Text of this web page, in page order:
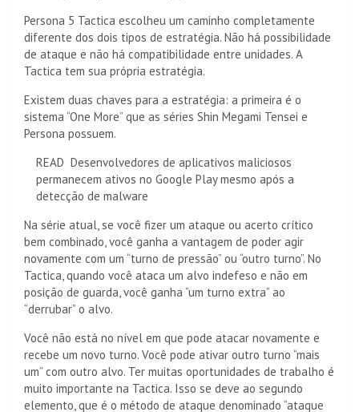
Persona 5 Tactica escolheu um caminho completamente
diferente dos dois tipos de estratégia. Não há possibilidade
de ataque e não há compatibilidade entre unidades. A
Tactica tem sua própria estratégia.
Existem duas chaves para a estratégia: a primeira é o
sistema “One More” que as séries Shin Megami Tensei e
Persona possuem.
READ Desenvolvedores de aplicativos maliciosos
permanecem ativos no Google Play mesmo após a
detecção de malware
Na série atual, se você fizer um ataque ou acerto crítico
bem combinado, você ganha a vantagem de poder agir
novamente com um “turno de pressão” ou “outro turno”. No
Tactica, quando você ataca um alvo indefeso e não em
posição de guarda, você ganha “um turno extra” ao
“derrubar” o alvo.
Você não está no nível em que pode atacar novamente e
recebe um novo turno. Você pode ativar outro turno “mais
um” com outro alvo. Ter muitas oportunidades de trabalho é
muito importante na Tactica. Isso se deve ao segundo
elemento, que é o método de ataque denominado “ataque